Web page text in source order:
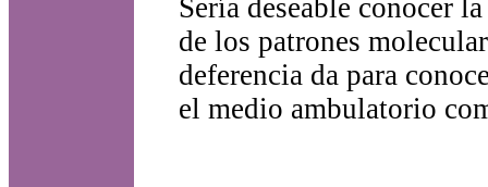
Sería deseable conocer
de los patrones
deferencia da para
el medio ambulatorio